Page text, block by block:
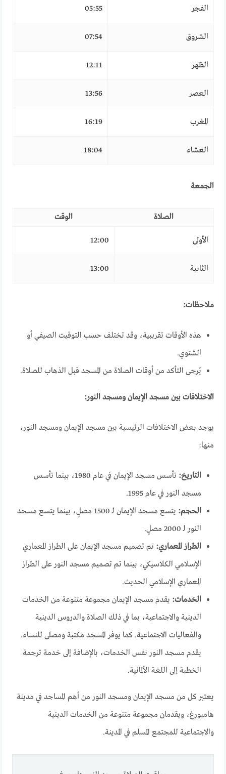
الفجر 05:55
الشروق 07:54
الظهر 12:11
العصر 13:56
المغرب 16:19
العشاء 18:04
الجمعة
الصلاة الوقت
الأولى 12:00
الثانية 13:00
ملاحظات:
هذه الأوقات تقريبية، وقد تختلف حسب التوقيت الصيفي أو
الشتوي.
يُرجى التأكد من أوقات الصلاة من المسجد قبل الذهاب للصلاة.
الاختلافات بين مسجد الإيمان ومسجد النور:
يوجد بعض الاختلافات الرئيسية بين مسجد الإيمان ومسجد النور،
منها:
التاريخ:
تأسس مسجد الإيمان في عام 1980، بينما تأسس
مسجد النور في عام 1995.
الحجم:
يتسع مسجد الإيمان لـ 1500 مصلٍ، بينما يتسع مسجد
النور لـ 2000 مصلٍ.
الطراز المعماري: تم تصميم مسجد الإيمان على الطراز المعماري
الإسلامي الكلاسيكي، بينما تم تصميم مسجد النور على الطراز
المعماري الإسلامي الحديث.
الخدمات: يقدم مسجد الإيمان مجموعة متنوعة من الخدمات
الدينية والاجتماعية، بما في ذلك الصلاة والدروس الدينية
والفعاليات الاجتماعية. كما يوفر المسجد مكتبة ومصلى للنساء.
يقدم مسجد النور نفس الخدمات، بالإضافة إلى خدمة ترجمة
الخطبة إلى اللغة الألمانية.
يعتبر كل من مسجد الإيمان ومسجد النور من أهم المساجد في مدينة
هامبورغ، ويقدمان مجموعة متنوعة من الخدمات الدينية
والاجتماعية للمجتمع المسلم في المدينة.